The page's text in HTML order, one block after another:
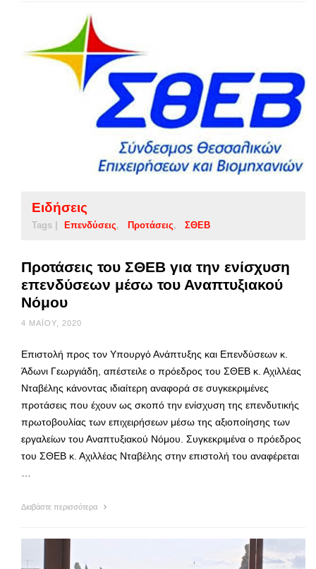
Ειδήσεις
Tags | Επενδύσεις Προτάσεις ΣΘΕΒ
Προτάσεις του ΣΘΕΒ για την ενίσχυση
επενδύσεων μέσω του Αναπτυξιακού
Νόμου
4 ΜΑΪ́ΟΥ, 2020
Επιστολή προς τον Υπουργό Ανάπτυξης και Επενδύσεων κ.
Άδωνι Γεωργιάδη, απέστειλε ο πρόεδρος του ΣΘΕΒ κ. Αχιλλέας
Νταβέλης κάνοντας ιδιαίτερη αναφορά σε συγκεκριμένες
προτάσεις που έχουν ως σκοπό την ενίσχυση της επενδυτικής
πρωτοβουλίας των επιχειρήσεων μέσω της αξιοποίησης των
εργαλείων του Αναπτυξιακού Νόμου. Συγκεκριμένα ο πρόεδρος
του ΣΘΕΒ κ. Αχιλλέας Νταβέλης στην επιστολή του αναφέρεται
Διαβάστε περισσότερα